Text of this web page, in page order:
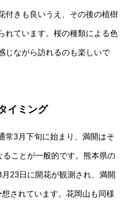
付きも良いうえ、その後の植樹
れています。桜の種類による色
じながら訪れるのも楽しいで
イミング
常3月下旬に始まり、満開はそ
ことが一般的です。熊本県の
23日に開花が観測され、満開
されています。花岡山も同様